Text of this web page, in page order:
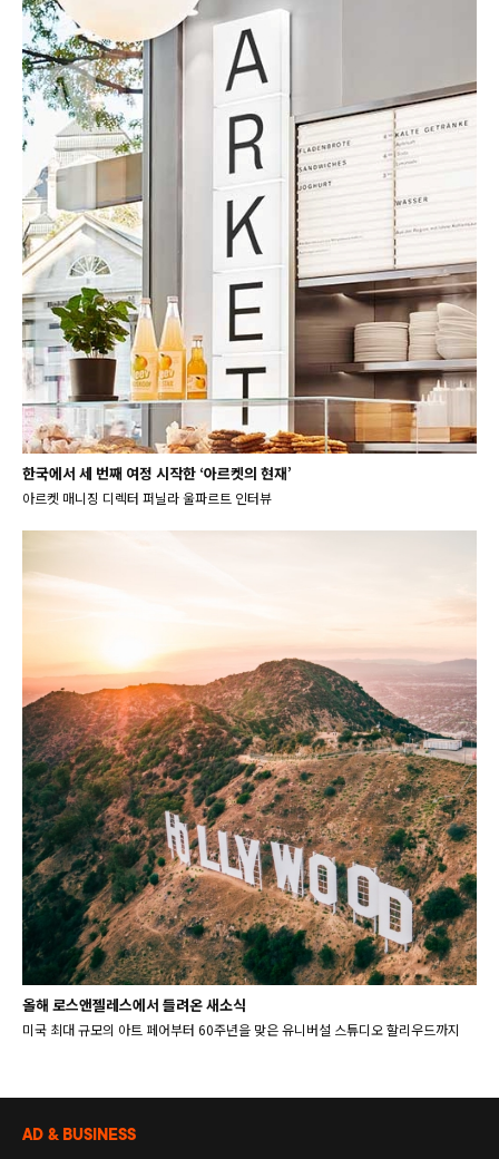
한국에서 세 번째 여정 시작한 ‘아르켓의 현재’
아르켓 매니징 디렉터 퍼닐라 울파르트 인터뷰
올해 로스앤젤레스에서 들려온 새소식
미국 최대 규모의 아트 페어부터 60주년을 맞은 유니버설 스튜디오 할리우드까지
AD & BUSINESS